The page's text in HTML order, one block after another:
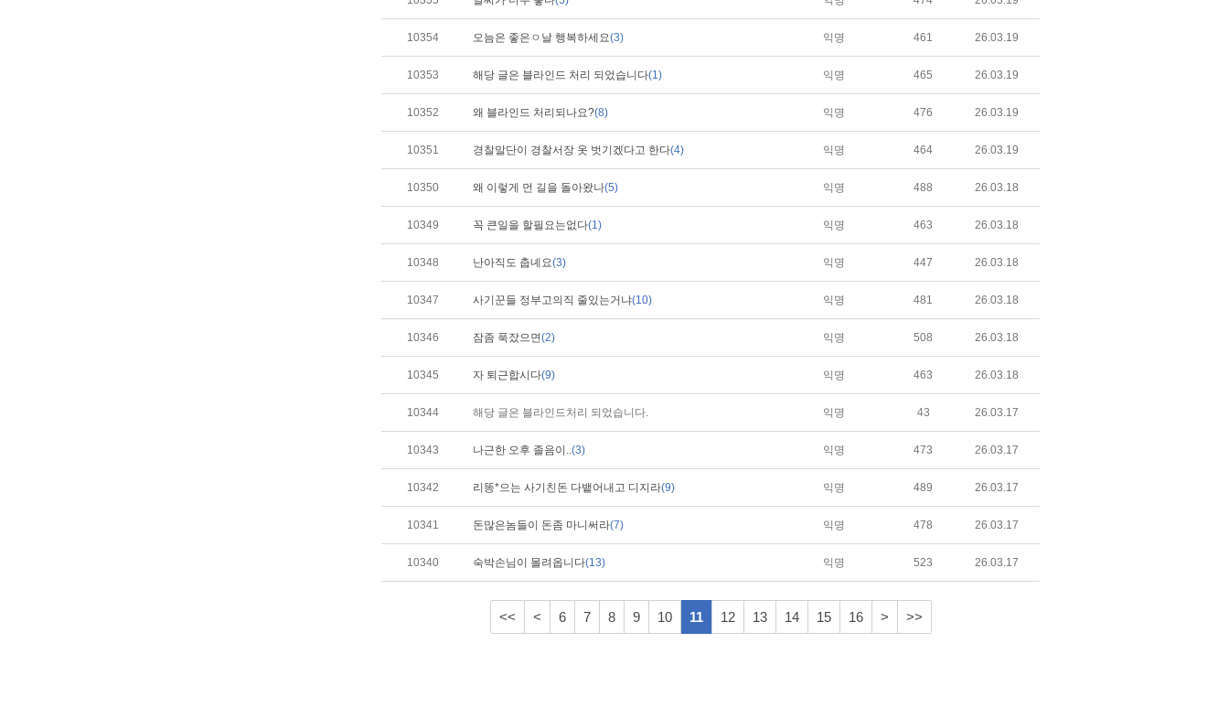
10354 오늠은 좋은ㅇ날 행복하세요(3) 익명 461 26.03.19
10353 해당 글은 블라인드 처리 되었습니다(1) 익명 465 26.03.19
10352 왜 블라인드 처리되나요?(8) 익명 476 26.03.19
10351 경찰말단이 경찰서장 옷 벗기겠다고 한다(4) 익명 464 26.03.19
10350 왜 이렇게 먼 길을 돌아왔나(5) 익명 488 26.03.18
10349 꼭 큰일을 할필요는없다(1) 익명 463 26.03.18
10348 난아직도 춥녜요(3) 익명 447 26.03.18
10347 사기꾼들 정부고의직 줄있는거냐(10) 익명 481 26.03.18
10346 잠좀 푹잤으면(2) 익명 508 26.03.18
10345 자 퇴근합시다(9) 익명 463 26.03.18
10344 해당 글은 블라인드처리 되었습니다. 익명 43 26.03.17
10343 나근한 오후 졸음이..(3) 익명 473 26.03.17
10342 리똥*으는 사기친돈 다뱉어내고 디지라(9) 익명 489 26.03.17
10341 돈많은놈들이 돈좀 마니써라(7) 익명 478 26.03.17
10340 숙박손님이 몰려옵니다(13) 익명 523 26.03.17
<< < 6 7 8 9 10 11 12 13 14 15 16 > >>